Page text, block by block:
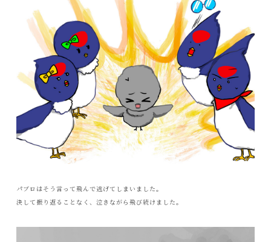
パブロはそう言って飛んで逃げてしまいました。
決して振り返ることなく、泣きながら飛び続けました。